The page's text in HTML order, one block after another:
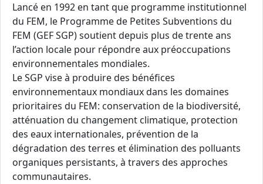
Lancé en 1992 en tant que programme institutionnel
du FEM, le Programme de Petites Subventions du
FEM (GEF SGP) soutient depuis plus de trente ans
l’action locale pour répondre aux préoccupations
environnementales mondiales.
Le SGP vise à produire des bénéfices
environnementaux mondiaux dans les domaines
prioritaires du FEM: conservation de la biodiversité,
atténuation du changement climatique, protection
des eaux internationales, prévention de la
dégradation des terres et élimination des polluants
organiques persistants, à travers des approches
communautaires.